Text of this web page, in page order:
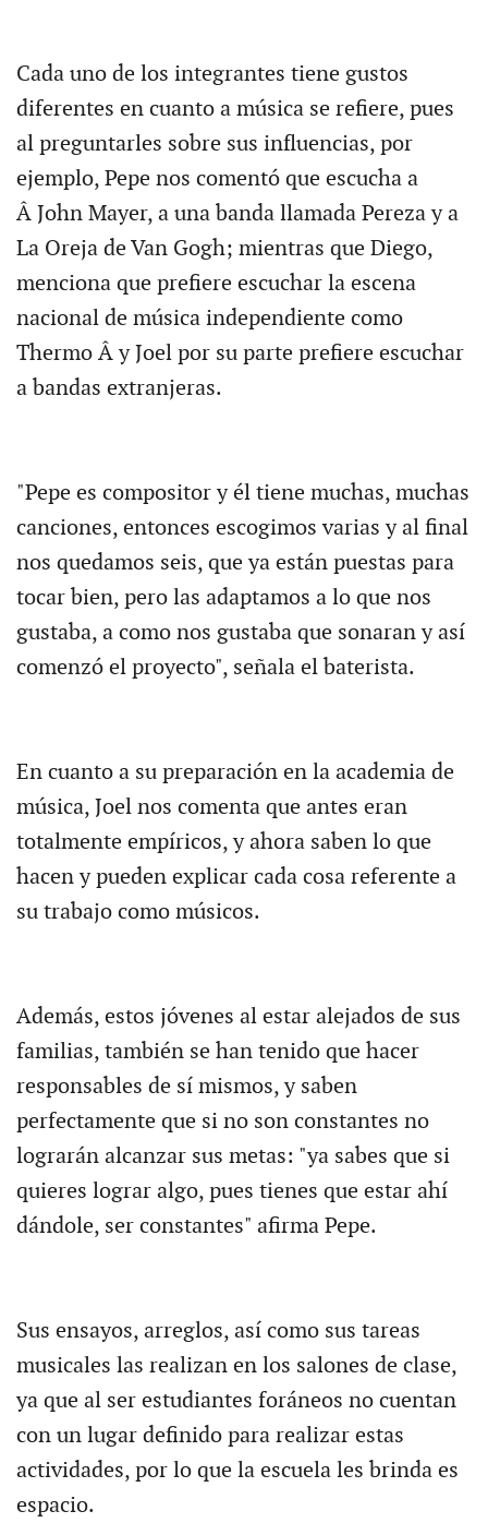
Cada uno de los integrantes tiene gustos
diferentes en cuanto a música se refiere, pues
al preguntarles sobre sus influencias, por
ejemplo, Pepe nos comentó que escucha a
Â John Mayer, a una banda llamada Pereza y a
La Oreja de Van Gogh; mientras que Diego,
menciona que prefiere escuchar la escena
nacional de música independiente como
Thermo Â y Joel por su parte prefiere escuchar
a bandas extranjeras.
"Pepe es compositor y él tiene muchas, muchas
canciones, entonces escogimos varias y al final
nos quedamos seis, que ya están puestas para
tocar bien, pero las adaptamos a lo que nos
gustaba, a como nos gustaba que sonaran y así
comenzó el proyecto", señala el baterista.
En cuanto a su preparación en la academia de
música, Joel nos comenta que antes eran
totalmente empíricos, y ahora saben lo que
hacen y pueden explicar cada cosa referente a
su trabajo como músicos.
Además, estos jóvenes al estar alejados de sus
familias, también se han tenido que hacer
responsables de sí mismos, y saben
perfectamente que si no son constantes no
lograrán alcanzar sus metas: "ya sabes que si
quieres lograr algo, pues tienes que estar ahí
dándole, ser constantes" afirma Pepe.
Sus ensayos, arreglos, así como sus tareas
musicales las realizan en los salones de clase,
ya que al ser estudiantes foráneos no cuentan
con un lugar definido para realizar estas
actividades, por lo que la escuela les brinda es
espacio.